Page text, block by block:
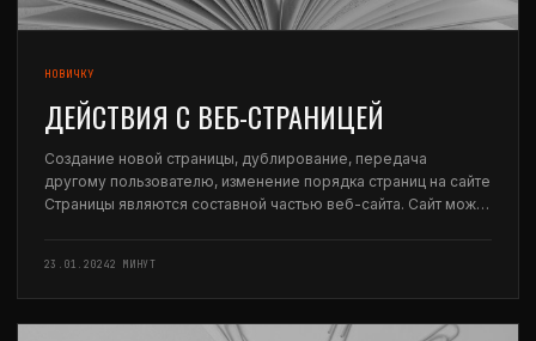
НОВИЧКУ
ДЕЙСТВИЯ С ВЕБ-СТРАНИЦЕЙ
Создание новой страницы, дублирование, передача
другому пользователю, изменение порядка страниц на сайте
Страницы являются составной частью веб-сайта. Сайт может
страницы (например, лэндинг пейдж,…
23.01.20242 МИНУТ